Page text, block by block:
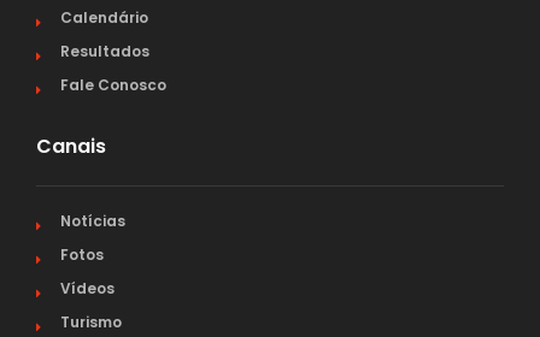
Calendário
Resultados
Fale Conosco
Canais
Notícias
Fotos
Vídeos
Turismo